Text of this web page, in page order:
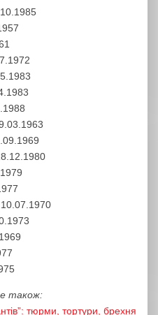
також:
тюрми, тортури, брехня